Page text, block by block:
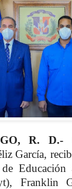
R. D.-
García,
Educación
Franklin